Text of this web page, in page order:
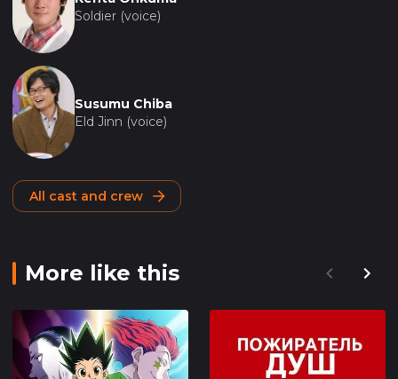
Soldier (voice)
Susumu Chiba
Eld Jinn (voice)
All cast and crew
More like this